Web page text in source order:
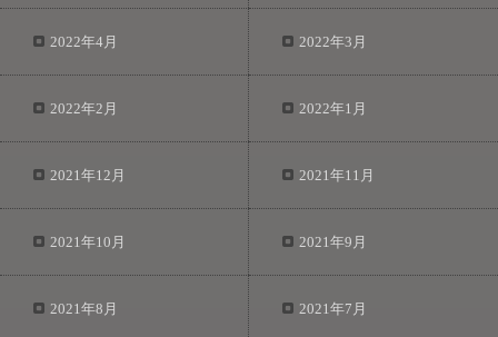
2022年4月 2022年3月
2022年2月 2022年1月
2021年12月 2021年11月
2021年10月 2021年9月
2021年8月 2021年7月